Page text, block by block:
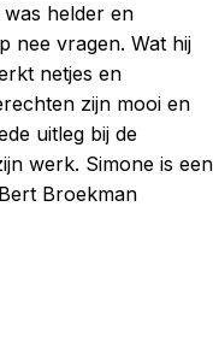
helder en
nee vragen. Wat hij
netjes en
zijn mooi en
uitleg bij de
werk. Simone is een
Broekman